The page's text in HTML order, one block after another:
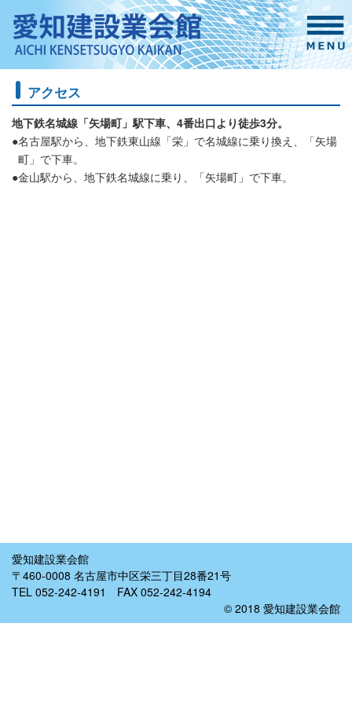
アクセス
地下鉄名城線「矢場町」駅下車、4番出口より徒歩3分。
●名古屋駅から、地下鉄東山線「栄」で名城線に乗り換え、「矢場
町」で下車。
●金山駅から、地下鉄名城線に乗り、「矢場町」で下車。
愛知建設業会館
〒460-0008 名古屋市中区栄三丁目28番21号
TEL 052-242-4191 FAX 052-242-4194
© 2018 愛知建設業会館